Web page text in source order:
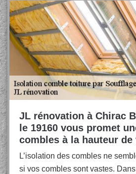
JL rénovation à Chirac
le 19160 vous promet
combles à la hauteur de
L’isolation des combles ne
si vos combles sont vastes.